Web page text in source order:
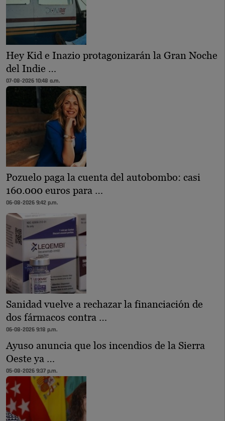
Hey Kid e Inazio protagonizarán la Gran Noche
del Indie …
07-08-2026 10:48 a.m.
Pozuelo paga la cuenta del autobombo: casi
160.000 euros para …
06-08-2026 9:42 p.m.
Sanidad vuelve a rechazar la financiación de
dos fármacos contra …
06-08-2026 9:18 p.m.
Ayuso anuncia que los incendios de la Sierra
Oeste ya …
05-08-2026 9:37 p.m.